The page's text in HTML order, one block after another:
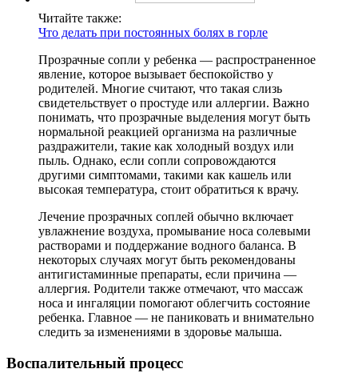
Читайте также:
Что делать при постоянных болях в горле
Прозрачные сопли у ребенка — распространенное
явление, которое вызывает беспокойство у
родителей. Многие считают, что такая слизь
свидетельствует о простуде или аллергии. Важно
понимать, что прозрачные выделения могут быть
нормальной реакцией организма на различные
раздражители, такие как холодный воздух или
пыль. Однако, если сопли сопровождаются
другими симптомами, такими как кашель или
высокая температура, стоит обратиться к врачу.
Лечение прозрачных соплей обычно включает
увлажнение воздуха, промывание носа солевыми
растворами и поддержание водного баланса. В
некоторых случаях могут быть рекомендованы
антигистаминные препараты, если причина —
аллергия. Родители также отмечают, что массаж
носа и ингаляции помогают облегчить состояние
ребенка. Главное — не паниковать и внимательно
следить за изменениями в здоровье малыша.
Воспалительный процесс